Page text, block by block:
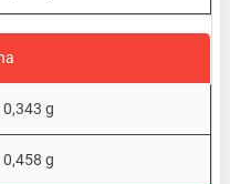
0,343 g
0,458 g